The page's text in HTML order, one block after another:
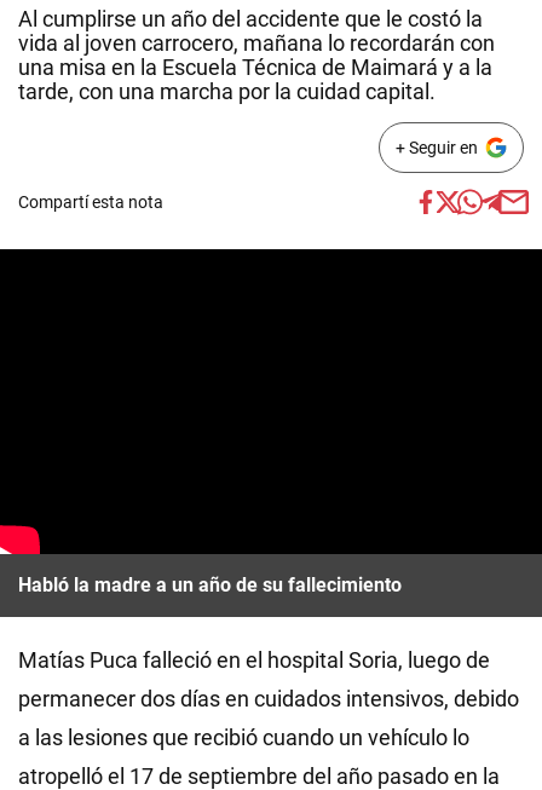
Al cumplirse un año del accidente que le costó la
vida al joven carrocero, mañana lo recordarán con
una misa en la Escuela Técnica de Maimará y a la
tarde, con una marcha por la cuidad capital.
+ Seguir en
Compartí esta nota
Habló la madre a un año de su fallecimiento
Matías Puca falleció en el hospital Soria, luego de
permanecer dos días en cuidados intensivos, debido
a las lesiones que recibió cuando un vehículo lo
atropelló el 17 de septiembre del año pasado en la